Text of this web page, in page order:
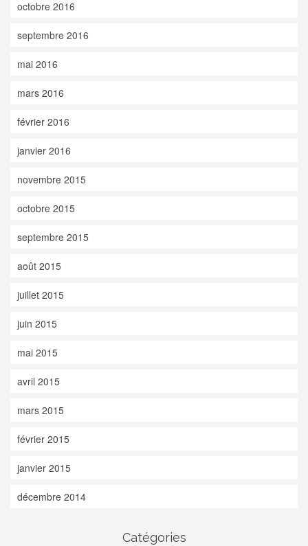
octobre 2016
septembre 2016
mai 2016
mars 2016
février 2016
janvier 2016
novembre 2015
octobre 2015
septembre 2015
août 2015
juillet 2015
juin 2015
mai 2015
avril 2015
mars 2015
février 2015
janvier 2015
décembre 2014
Catégories